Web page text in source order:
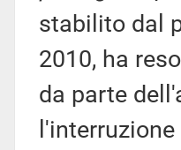
stabilito dal
2010, ha
da parte